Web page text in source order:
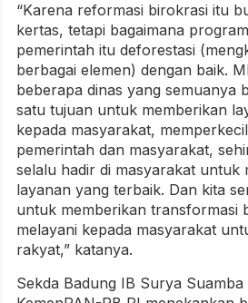
“Karena reformasi birokrasi itu
kertas, tetapi bagaimana
pemerintah itu deforestasi
berbagai elemen) dengan baik.
beberapa dinas yang semuanya
satu tujuan untuk memberikan
kepada masyarakat,
pemerintah dan masyarakat,
selalu hadir di masyarakat untuk
layanan yang terbaik. Dan kita
untuk memberikan transformasi
melayani kepada masyarakat
rakyat,” katanya.
Sekda Badung IB Surya Suamba